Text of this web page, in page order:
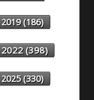
2019(186)
2022(398)
2025(330)